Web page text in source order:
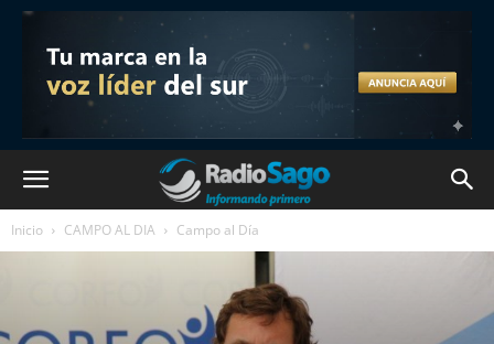
Inicio CAMPO AL DIA Campo al Día